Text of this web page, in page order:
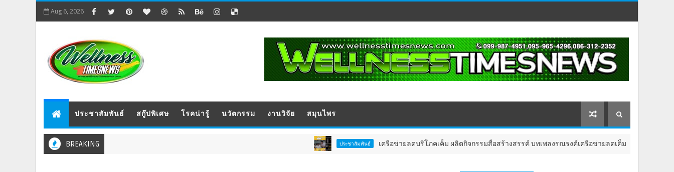
Aug 6, 2026
ประชาสัมพันธ์ สกู๊ปพิเศษ โรคน่ารู้ นวัตกรรม งานวิจัย สมุนไพร
BREAKING ประชาสัมพันธ์ เครือข่ายลดบริโภคเค็ม ผลิตกิจกรรมสื่อสร้างสรรค์ บทเพลงรณรงค์เครือข่ายลดเค็ม ชื่อเพลง “ด้วยความห่วงไต”